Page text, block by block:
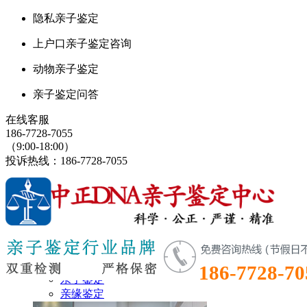
隐私亲子鉴定
上户口亲子鉴定咨询
动物亲子鉴定
亲子鉴定问答
在线客服
186-7728-7055
（9:00-18:00）
投诉热线：186-7728-7055
186-7728-
鉴定首页
鉴定项目
亲子鉴定
亲缘鉴定